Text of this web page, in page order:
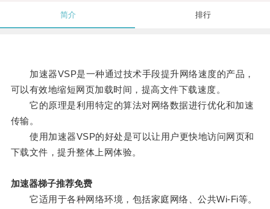
简介 排行
加速器VSP是一种通过技术手段提升网络速度的产品，
可以有效地缩短网页加载时间，提高文件下载速度。
它的原理是利用特定的算法对网络数据进行优化和加速
传输。
使用加速器VSP的好处是可以让用户更快地访问网页和
下载文件，提升整体上网体验。
加速器梯子推荐免费
它适用于各种网络环境，包括家庭网络、公共Wi-Fi等。